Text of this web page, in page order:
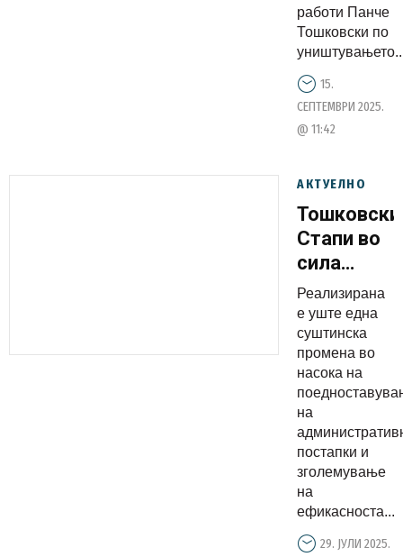
работи Панче
Тошковски по
15.
СЕПТЕМВРИ 2025.
@ 11:42
АКТУЕЛНО
Стапи во
сила
новиот
систем за
набавка
на
муниција
Реализирана
е уште една
суштинска
промена во
насока на
на
постапки и
зголемување
на
ефикасноста...
29. ЈУЛИ 2025.